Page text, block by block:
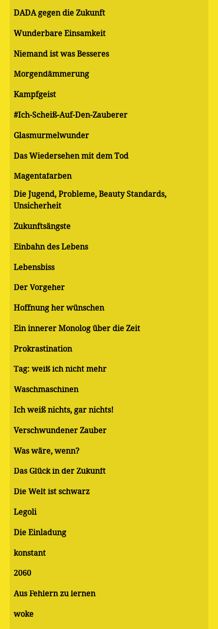
DADA gegen die Zukunft
Wunderbare Einsamkeit
Niemand ist was Besseres
Morgendämmerung
Kampfgeist
#Ich-Scheiß-Auf-Den-Zauberer
Glasmurmelwunder
Das Wiedersehen mit dem Tod
Magentafarben
Die Jugend, Probleme, Beauty Standards,
Unsicherheit
Zukunftsängste
Einbahn des Lebens
Lebensbiss
Der Vorgeher
Hoffnung her wünschen
Ein innerer Monolog über die Zeit
Pro­kras­ti­na­ti­on
Tag: weiß ich nicht mehr
Waschmaschinen
Ich weiß nichts, gar nichts!
Verschwundener Zauber
Was wäre, wenn?
Das Glück in der Zukunft
Die Welt ist schwarz
Legoli
Die Einladung
konstant
2060
Aus Fehlern zu lernen
woke